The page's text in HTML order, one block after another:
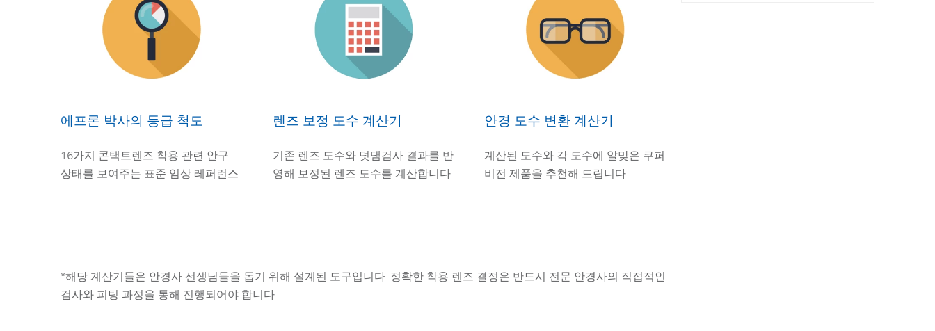
에프론 박사의 등급 척도
16가지 콘택트렌즈 착용 관련 안구
상태를 보여주는 표준 임상 레퍼런스.
렌즈 보정 도수 계산기
기존 렌즈 도수와 덧댐검사 결과를 반
영해 보정된 렌즈 도수를 계산합니다.
안경 도수 변환 계산기
계산된 도수와 각 도수에 알맞은 쿠퍼
비전 제품을 추천해 드립니다.
*해당 계산기들은 안경사 선생님들을 돕기 위해 설계된 도구입니다. 정확한 착용 렌즈 결정은 반드시 전문 안경사의 직접적인
검사와 피팅 과정을 통해 진행되어야 합니다.